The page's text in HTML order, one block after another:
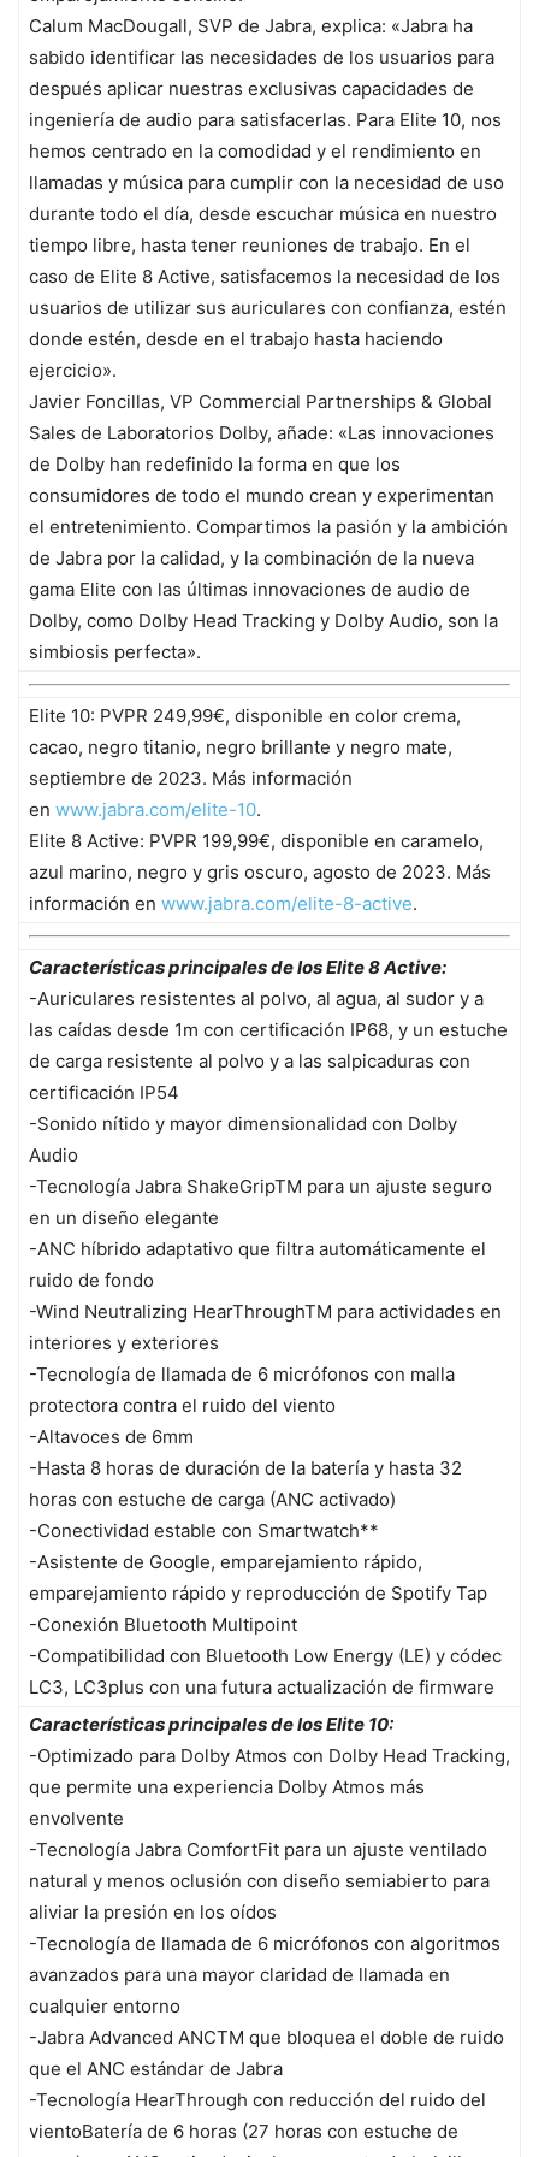
Calum MacDougall, SVP de Jabra, explica: «Jabra ha
sabido identificar las necesidades de los usuarios para
después aplicar nuestras exclusivas capacidades de
ingeniería de audio para satisfacerlas. Para Elite 10, nos
hemos centrado en la comodidad y el rendimiento en
llamadas y música para cumplir con la necesidad de uso
durante todo el día, desde escuchar música en nuestro
tiempo libre, hasta tener reuniones de trabajo. En el
caso de Elite 8 Active, satisfacemos la necesidad de los
usuarios de utilizar sus auriculares con confianza, estén
donde estén, desde en el trabajo hasta haciendo
ejercicio».
Javier Foncillas, VP Commercial Partnerships & Global
Sales de Laboratorios Dolby, añade: «Las innovaciones
de Dolby han redefinido la forma en que los
consumidores de todo el mundo crean y experimentan
el entretenimiento. Compartimos la pasión y la ambición
de Jabra por la calidad, y la combinación de la nueva
gama Elite con las últimas innovaciones de audio de
Dolby, como Dolby Head Tracking y Dolby Audio, son la
simbiosis perfecta».
Elite 10: PVPR 249,99€, disponible en color crema,
cacao, negro titanio, negro brillante y negro mate,
septiembre de 2023. Más información
en www.jabra.com/elite-10.
Elite 8 Active: PVPR 199,99€, disponible en caramelo,
azul marino, negro y gris oscuro, agosto de 2023. Más
información en www.jabra.com/elite-8-active.
Características principales de los Elite 8 Active:
-Auriculares resistentes al polvo, al agua, al sudor y a
las caídas desde 1m con certificación IP68, y un estuche
de carga resistente al polvo y a las salpicaduras con
certificación IP54
-Sonido nítido y mayor dimensionalidad con Dolby
Audio
-Tecnología Jabra ShakeGripTM para un ajuste seguro
en un diseño elegante
-ANC híbrido adaptativo que filtra automáticamente el
ruido de fondo
-Wind Neutralizing HearThroughTM para actividades en
interiores y exteriores
-Tecnología de llamada de 6 micrófonos con malla
protectora contra el ruido del viento
-Altavoces de 6mm
-Hasta 8 horas de duración de la batería y hasta 32
horas con estuche de carga (ANC activado)
-Conectividad estable con Smartwatch**
-Asistente de Google, emparejamiento rápido,
emparejamiento rápido y reproducción de Spotify Tap
-Conexión Bluetooth Multipoint
-Compatibilidad con Bluetooth Low Energy (LE) y códec
LC3, LC3plus con una futura actualización de firmware
Características principales de los Elite 10:
-Optimizado para Dolby Atmos con Dolby Head Tracking,
que permite una experiencia Dolby Atmos más
envolvente
-Tecnología Jabra ComfortFit para un ajuste ventilado
natural y menos oclusión con diseño semiabierto para
aliviar la presión en los oídos
-Tecnología de llamada de 6 micrófonos con algoritmos
avanzados para una mayor claridad de llamada en
cualquier entorno
-Jabra Advanced ANCTM que bloquea el doble de ruido
que el ANC estándar de Jabra
-Tecnología HearThrough con reducción del ruido del
vientoBatería de 6 horas (27 horas con estuche de